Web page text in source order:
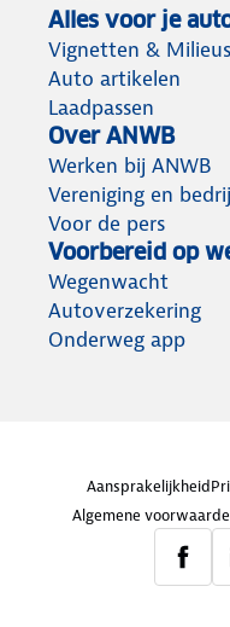
Alles voor je
Vignetten &
Auto artikelen
Laadpassen
Over ANWB
Werken bij ANWB
Vereniging en
Voor de pers
Voorbereid op
Wegenwacht
Autoverzekering
Onderweg app
Aansprakelijkheid
Algemene